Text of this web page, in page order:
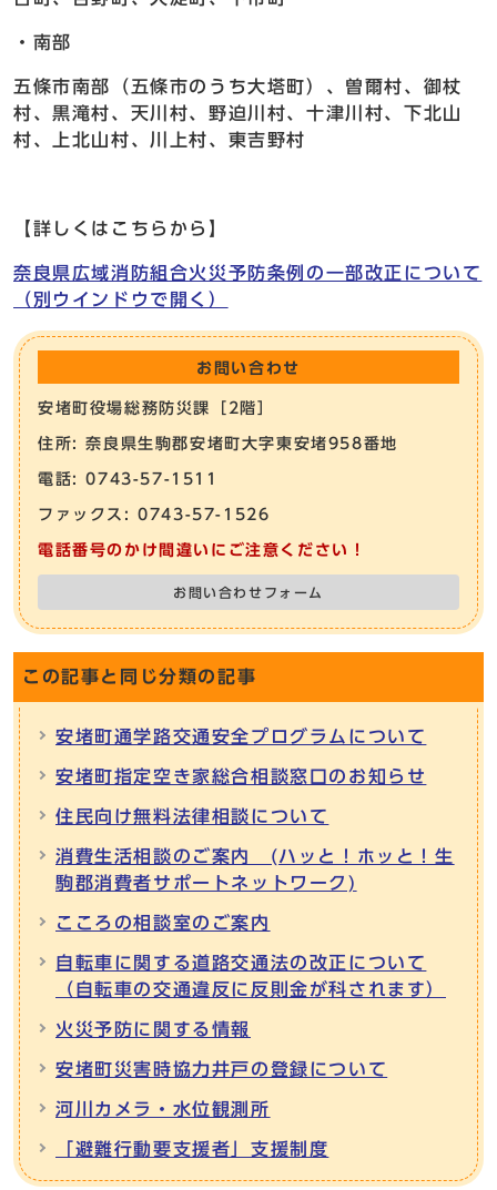
・南部
五條市南部（五條市のうち大塔町）、曽爾村、御杖
村、黒滝村、天川村、野迫川村、十津川村、下北山
村、上北山村、川上村、東吉野村
【詳しくはこちらから】
奈良県広域消防組合火災予防条例の一部改正について
（別ウインドウで開く）
お問い合わせ
安堵町役場総務防災課［2階］
住所: 奈良県生駒郡安堵町大字東安堵958番地
電話: 0743-57-1511
ファックス: 0743-57-1526
電話番号のかけ間違いにご注意ください！
お問い合わせフォーム
この記事と同じ分類の記事
安堵町通学路交通安全プログラムについて
安堵町指定空き家総合相談窓口のお知らせ
住民向け無料法律相談について
消費生活相談のご案内 (ハッと！ホッと！生
駒郡消費者サポートネットワーク)
こころの相談室のご案内
自転車に関する道路交通法の改正について
（自転車の交通違反に反則金が科されます）
火災予防に関する情報
安堵町災害時協力井戸の登録について
河川カメラ・水位観測所
「避難行動要支援者」支援制度